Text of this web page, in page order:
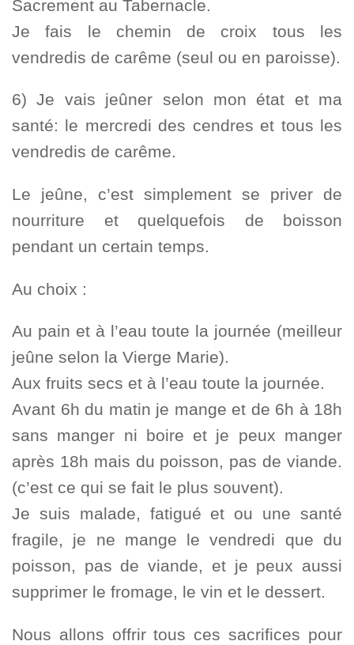
Sacrement au Tabernacle.
Je fais le chemin de croix tous les
vendredis de carême (seul ou en paroisse).
6) Je vais jeûner selon mon état et ma
santé: le mercredi des cendres et tous les
vendredis de carême.
Le jeûne, c’est simplement se priver de
nourriture et quelquefois de boisson
pendant un certain temps.
Au choix :
Au pain et à l’eau toute la journée (meilleur
jeûne selon la Vierge Marie).
Aux fruits secs et à l’eau toute la journée.
Avant 6h du matin je mange et de 6h à 18h
sans manger ni boire et je peux manger
après 18h mais du poisson, pas de viande.
(c’est ce qui se fait le plus souvent).
Je suis malade, fatigué et ou une santé
fragile, je ne mange le vendredi que du
poisson, pas de viande, et je peux aussi
supprimer le fromage, le vin et le dessert.
Nous allons offrir tous ces sacrifices pour